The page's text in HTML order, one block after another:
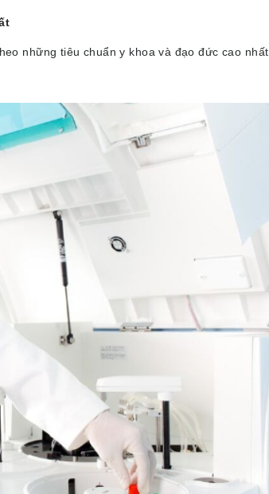
những tiêu chuẩn y khoa và đạo đức cao nhất.